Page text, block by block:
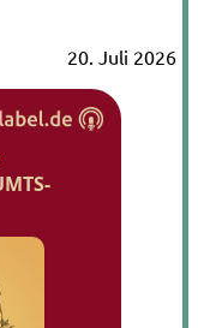
20. Juli 2026